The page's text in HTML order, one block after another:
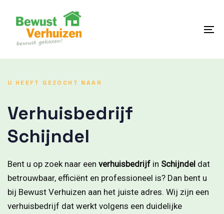
content
U HEEFT GEZOCHT NAAR
Verhuisbedrijf
Schijndel
Bent u op zoek naar een verhuisbedrijf in Schijndel dat
betrouwbaar, efficiënt en professioneel is? Dan bent u
bij Bewust Verhuizen aan het juiste adres. Wij zijn een
verhuisbedrijf dat werkt volgens een duidelijke